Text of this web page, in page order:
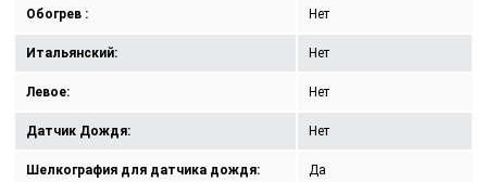
Обогрев : Нет
Итальянский: Нет
Левое: Нет
Датчик Дождя: Нет
Шелкография для датчика дождя: Да